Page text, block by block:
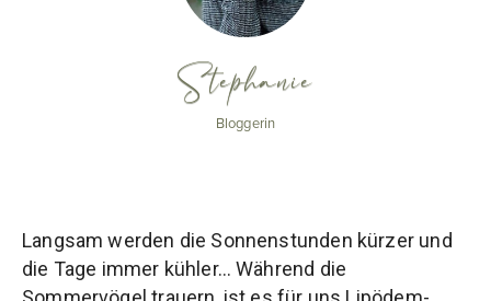
Stephanie
Bloggerin
Langsam werden die Sonnenstunden kürzer und
die Tage immer kühler… Während die